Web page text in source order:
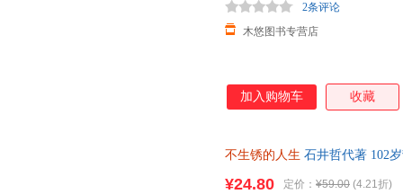
木悠图书专营店
2条评论
加入购物车 收藏
不生锈的人生 石井哲代著 102
¥24.80 定价： ¥59.00 (4.21折)